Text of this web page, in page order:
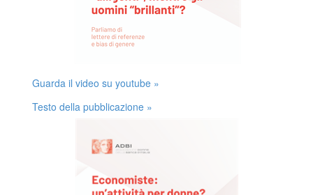
Guarda il video su youtube »
Testo della pubblicazione »